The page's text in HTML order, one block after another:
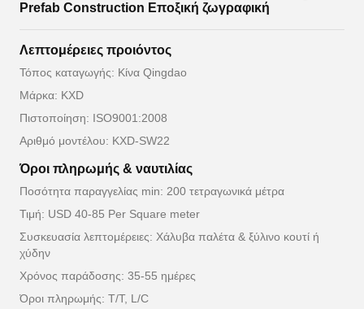
Prefab Construction Εποξική ζωγραφική
Λεπτομέρειες προιόντος
Τόπος καταγωγής: Κίνα Qingdao
Μάρκα: KXD
Πιστοποίηση: ISO9001:2008
Αριθμό μοντέλου: KXD-SW22
Όροι πληρωμής & ναυτιλίας
Ποσότητα παραγγελίας min: 200 τετραγωνικά μέτρα
Τιμή: USD 40-85 Per Square meter
Συσκευασία λεπτομέρειες: Χάλυβα παλέτα & ξύλινο κουτί ή
χύδην
Χρόνος παράδοσης: 35-55 ημέρες
Όροι πληρωμής: T/T, L/C